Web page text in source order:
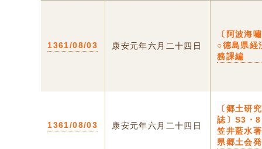
1361/08/03 康安元年六月二十四日
〔阿波海
○徳島県経
務課編
1361/08/03 康安元年六月二十四日
〔郷土研
誌〕S3
笠井藍水
県郷土会